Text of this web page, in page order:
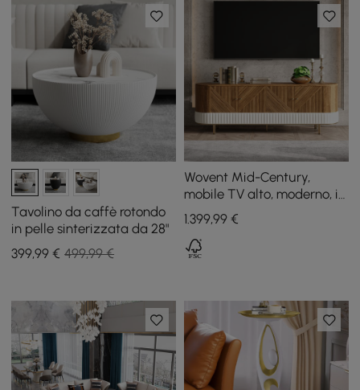
Tavolino da caffè rotondo
in pelle sinterizzata da 28"
399,99 € 499,99 €
Wovent Mid-Century,
mobile TV alto, moderno, in
legno di noce, con vano
portaoggetti per TV da 80
pollici
1.399,99€